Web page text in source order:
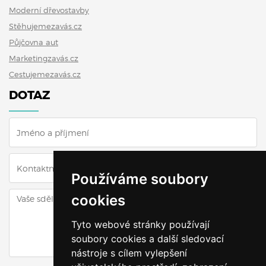
Používáme soubory
cookies
Tyto webové stránky používají
soubory cookies a další sledovací
nástroje s cílem vylepšení
Moderní dřevostavby
Stěhujemezavás.cz
Půjčovna aut
Marketingzavás.cz
Cestujemezavás.cz
DOTAZ